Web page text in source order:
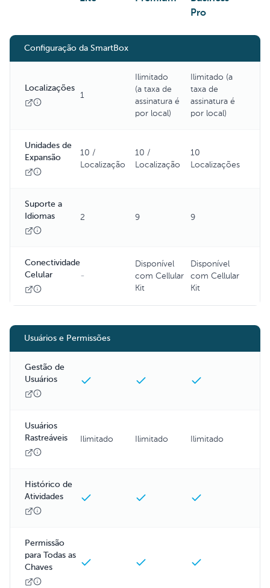
Pro
Configuração da SmartBox
Localizações
1
Ilimitado
(a taxa de
assinatura é
por local)
Ilimitado (a
taxa de
assinatura é
por local)
Unidades de
Expansão
10 /
Localização
10 /
Localização
10
Localizações
Suporte a
Idiomas
2 9 9
Conectividade
Celular
-
Disponível
com Cellular
Kit
Disponível
com Cellular
Kit
Usuários e Permissões
Gestão de
Usuários
Usuários
Rastreáveis
Ilimitado Ilimitado Ilimitado
Histórico de
Atividades
Permissão
para Todas as
Chaves